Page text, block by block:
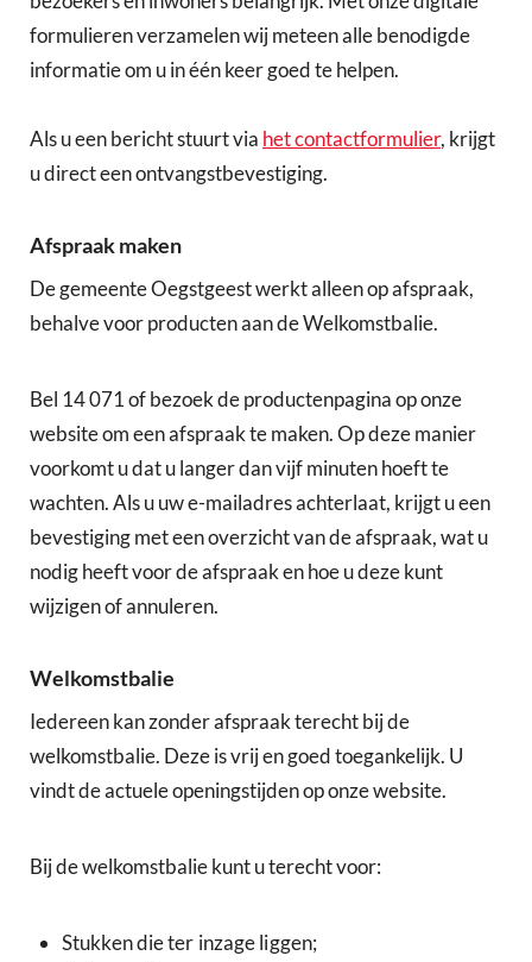
formulieren verzamelen wij meteen alle benodigde
informatie om u in één keer goed te helpen.
Als u een bericht stuurt via het contactformulier, krijgt
u direct een ontvangstbevestiging.
Afspraak maken
De gemeente Oegstgeest werkt alleen op afspraak,
behalve voor producten aan de Welkomstbalie.
Bel 14 071 of bezoek de productenpagina op onze
website om een afspraak te maken. Op deze manier
voorkomt u dat u langer dan vijf minuten hoeft te
wachten. Als u uw e-mailadres achterlaat, krijgt u een
bevestiging met een overzicht van de afspraak, wat u
nodig heeft voor de afspraak en hoe u deze kunt
wijzigen of annuleren.
Welkomstbalie
Iedereen kan zonder afspraak terecht bij de
welkomstbalie. Deze is vrij en goed toegankelijk. U
vindt de actuele openingstijden op onze website.
Bij de welkomstbalie kunt u terecht voor:
Stukken die ter inzage liggen;